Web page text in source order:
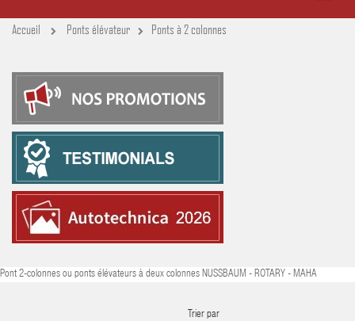
Accueil Ponts élévateur Ponts à 2 colonnes
Pont 2-colonnes ou ponts élévateurs à deux colonnes NUSSBAUM - ROTARY - MAHA
Trier par